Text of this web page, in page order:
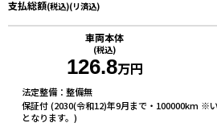
支払総額(税込)(リ済込)
車両本体
(税込)
126.8万円
法定整備：整備無
保証付 (2030(令和12)年9月まで・100000km ※
となります。)